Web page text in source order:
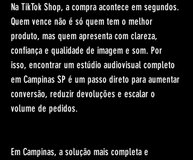
Na TikTok Shop, a compra acontece em segundos.
Quem vence não é só quem tem o melhor
produto, mas quem apresenta com clareza,
confiança e qualidade de imagem e som. Por
isso, encontrar um estúdio audiovisual completo
em Campinas SP é um passo direto para aumentar
conversão, reduzir devoluções e escalar o
volume de pedidos.
Em Campinas, a solução mais completa e